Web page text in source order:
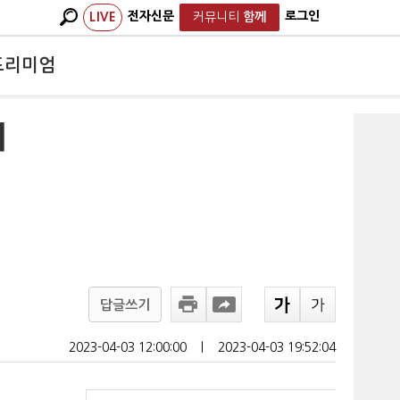
LIVE 전자신문 커뮤니티 함께 로그인
리미엄
답글쓰기
2023-04-03 12:00:00 2023-04-03 19:52:04